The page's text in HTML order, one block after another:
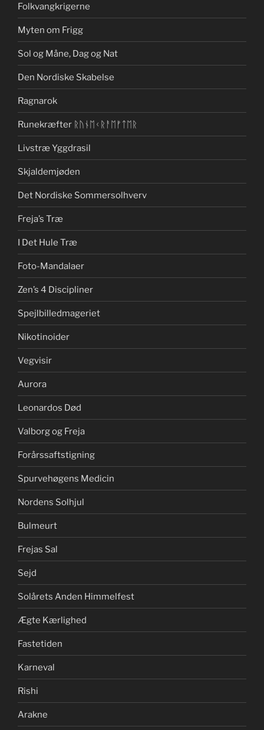
Folkvangkrigerne
Myten om Frigg
Sol og Måne, Dag og Nat
Den Nordiske Skabelse
Ragnarok
Runekræfter ᚱᚢᚾᛖᚲᚱᚨᛖᚠᛏᛖᚱ
Livstræ Yggdrasil
Skjaldemjøden
Det Nordiske Sommersolhverv
Freja’s Træ
I Det Hule Træ
Foto-Mandalaer
Zen’s 4 Discipliner
Spejlbilledmageriet
Nikotinoider
Vegvisir
Aurora
Leonardos Død
Valborg og Freja
Forårssaftstigning
Spurvehøgens Medicin
Nordens Solhjul
Bulmeurt
Frejas Sal
Sejd
Solårets Anden Himmelfest
Ægte Kærlighed
Fastetiden
Karneval
Rishi
Arakne